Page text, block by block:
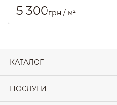
5 300грн / м²
КАТАЛОГ
ПОСЛУГИ